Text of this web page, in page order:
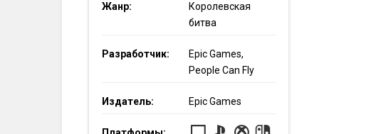
Жанр:
Королевская
битва
Разработчик:
Epic Games,
People Can Fly
Издатель: Epic Games